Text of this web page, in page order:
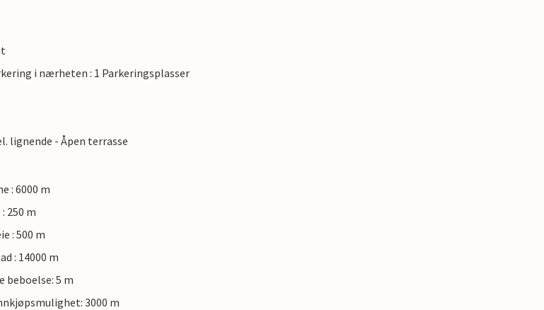
i nærheten : 1 Parkeringsplasser
lignende - Åpen terrasse
: 6000 m
250 m
: 500 m
: 14000 m
beboelse: 5 m
3000 m